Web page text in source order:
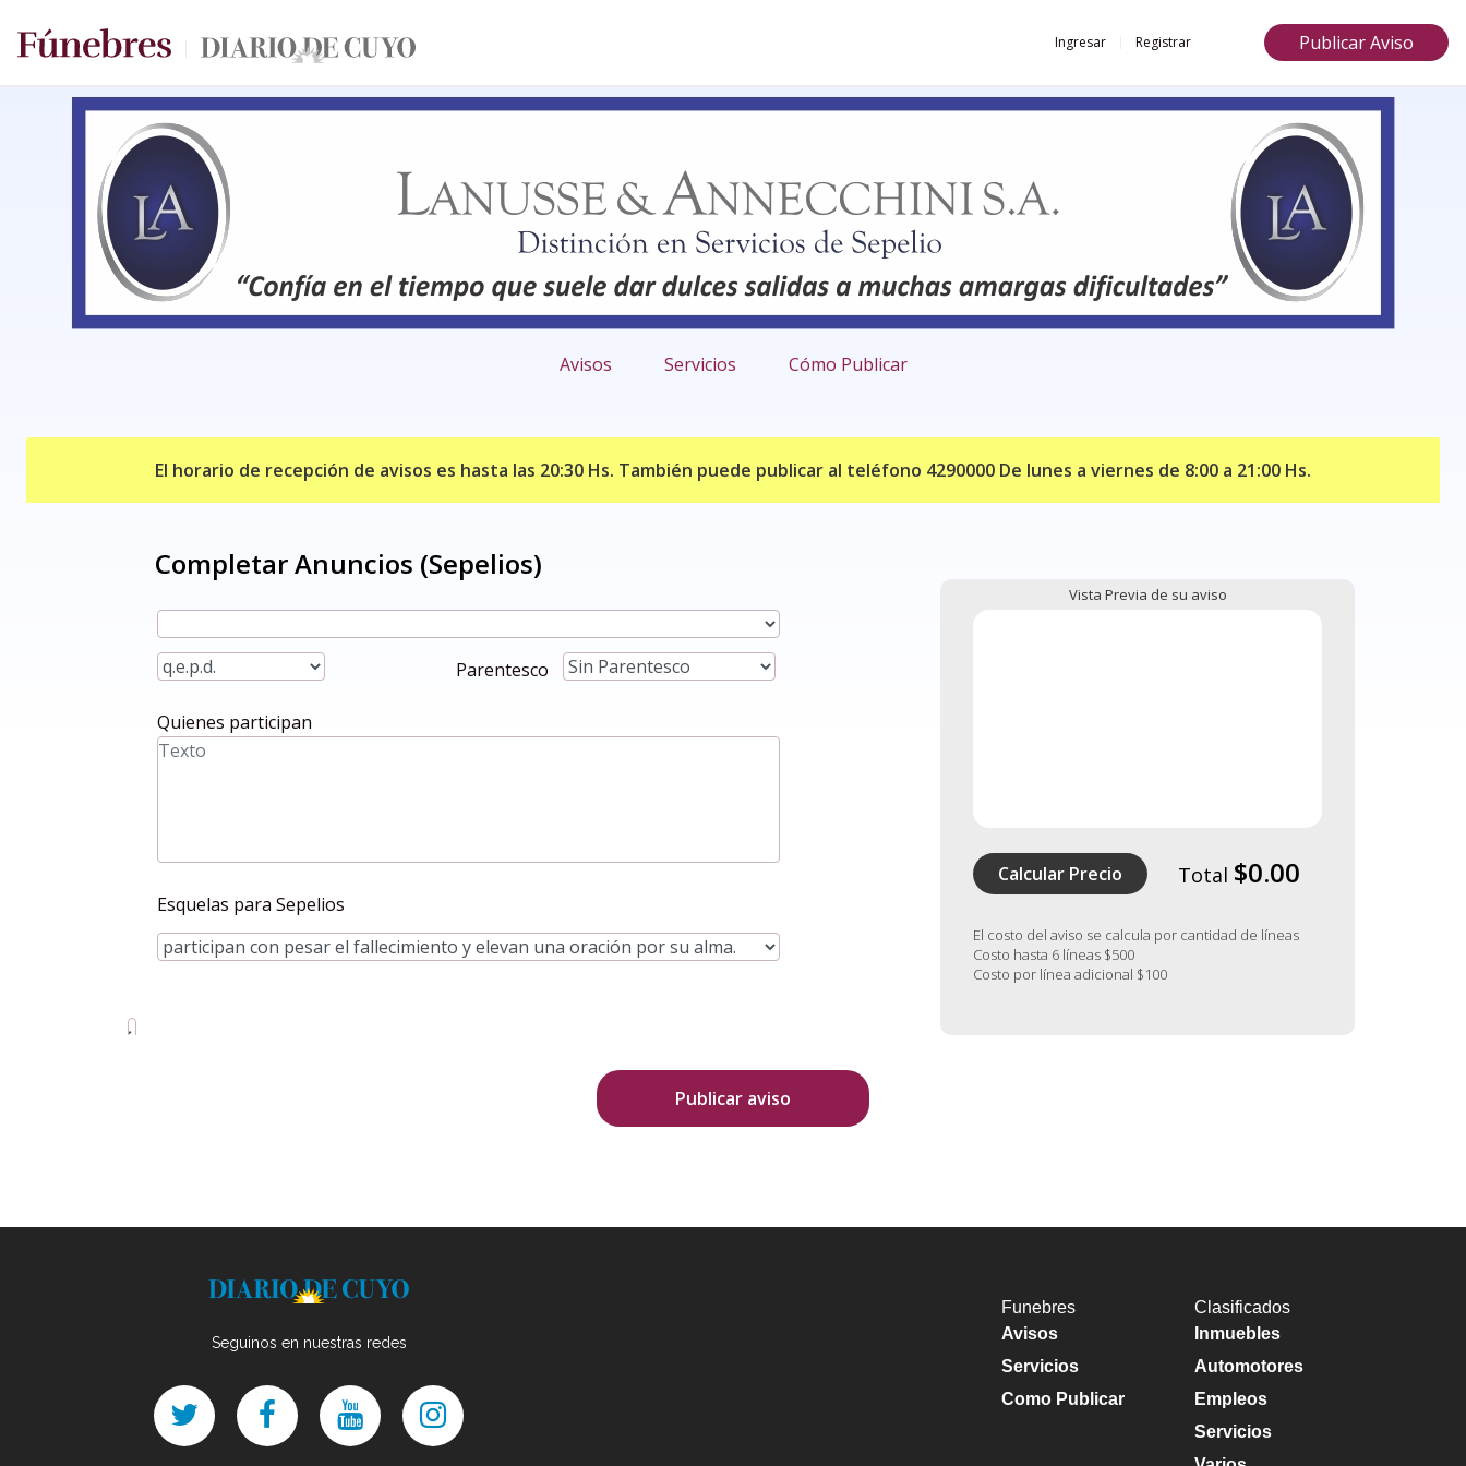
Ingresar Registrar Publicar Aviso
Avisos Servicios Cómo Publicar
El horario de recepción de avisos es hasta las 20:30 Hs. También puede publicar al teléfono 4290000 De lunes a viernes de 8:00 a 21:00 Hs.
Quienes participan
Esquelas para Sepelios
Parentesco
Vista Previa de su aviso
Calcular Precio Total $0.00
El costo del aviso se calcula por cantidad de líneas
Costo hasta 6 líneas $500
Costo por línea adicional $100
Publicar aviso
Seguinos en nuestras redes
Funebres
Avisos
Servicios
Como Publicar
Clasificados
Inmuebles
Automotores
Empleos
Servicios